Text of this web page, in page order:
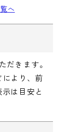
へ
だきます。
より、前
は目安と